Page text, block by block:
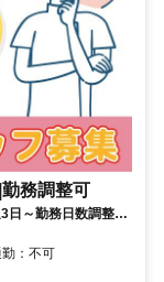
務調整可
日～勤務日数調整可|
勤：不可